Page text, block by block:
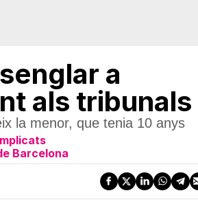
a
als tribunals
la menor, que tenia 10 anys
Barcelona